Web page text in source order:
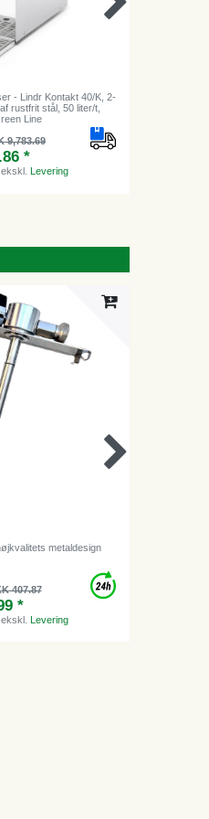
- Lindr Kontakt 40/K, 2-
rustfrit stål, 50 liter/t,
Line
9,783.69
*
ekskl. Levering
metaldesign
407.87
*
ekskl. Levering